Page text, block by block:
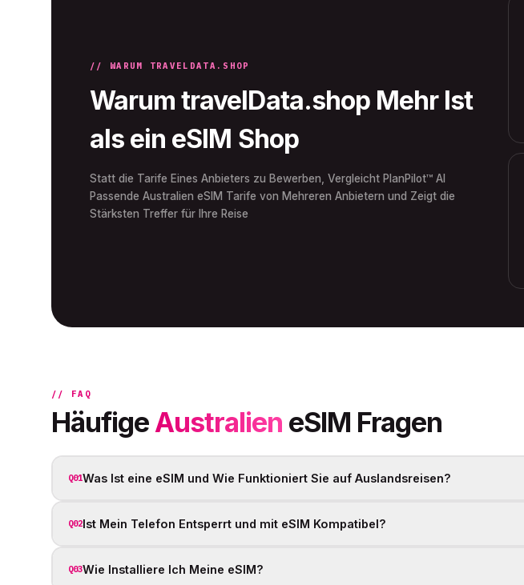
// WARUM TRAVELDATA.SHOP
Warum travelData.shop Mehr Ist
als ein eSIM Shop
Statt die Tarife Eines Anbieters zu Bewerben, Vergleicht PlanPilot™ AI
Passende Australien eSIM Tarife von Mehreren Anbietern und Zeigt die
Stärksten Treffer für Ihre Reise
// FAQ
HäufigeAustralien eSIM Fragen
Q01Was Ist eine eSIM und Wie Funktioniert Sie auf Auslandsreisen?
Q02Ist Mein Telefon Entsperrt und mit eSIM Kompatibel?
Q03Wie Installiere Ich Meine eSIM?